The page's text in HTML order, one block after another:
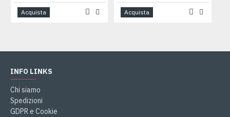
Acquista Acquista
INFO LINKS
Chi siamo
Spedizioni
GDPR e Cookie